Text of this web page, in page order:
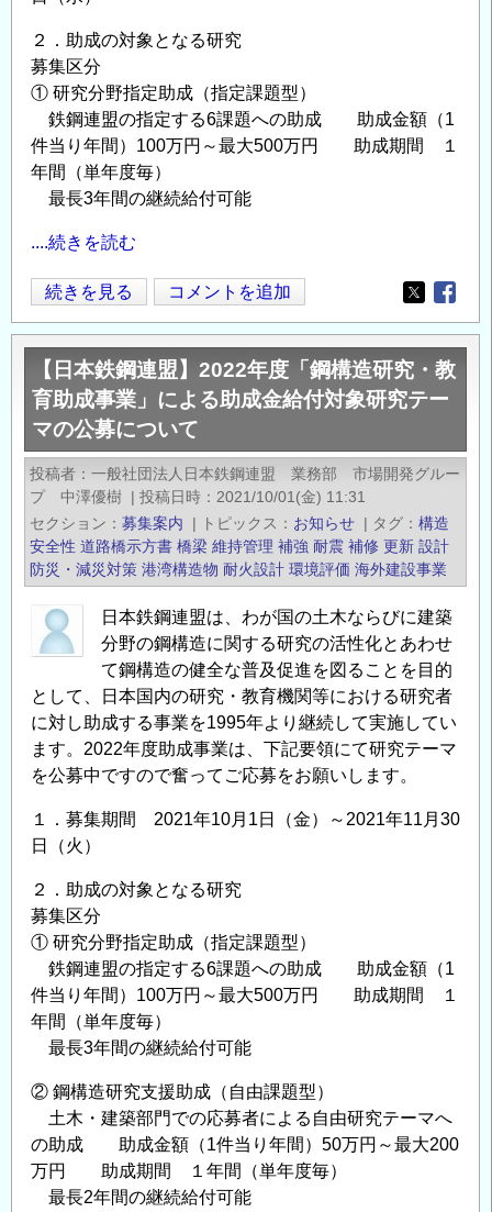
る
助
成
金
給
付
対
象
究
テ
ー
マ
の
公
募
に
つ
い
て
２．助成の対象となる研究
募集区分
① 研究分野指定助成（指定課題型）
鉄鋼連盟の指定する6課題への助成 助成金額（1
件当り年間）100万円～最大500万円 助成期間 １
年間（単年度毎）
最長3年間の継続給付可能
....続きを読む
【日
本
鉄
鋼
連
盟】
2023
年
「鋼
構
研
究・
育
助
成
事
業」
に
る
助
成
金
給
付
対
象
研
究
テ
ー
続きを見る コメントを追加
Opens in
【日本鉄鋼連盟】2022年度「鋼構造研究・教
育助成事業」による助成金給付対象研究テー
マの公募について
投稿者
一般社団法人日本鉄鋼連盟 業務部 市場開発グルー
プ 中澤優樹 | 投稿日時
2021/10/01(金) 11:31
セクション
募集案内 | トピックス お知らせ | タグ
構造
安全性 道路橋示方書 橋梁 維持管理 補強 耐震 補修 更新 設計
防災・減災対策 港湾構造物 耐火設計 環境評価 海外建設事業
日本鉄鋼連盟は、わが国の土木ならびに建築
分野の鋼構造に関する研究の活性化とあわせ
て鋼構造の健全な普及促進を図ることを目的
として、日本国内の研究・教育機関等における研究者
に対し助成する事業を1995年より継続して実施してい
ます。2022年度助成事業は、下記要領にて研究テーマ
を公募中ですので奮ってご応募をお願いします。
１．募集期間 2021年10月1日（金）～2021年11月30
日（火）
２．助成の対象となる研究
募集区分
① 研究分野指定助成（指定課題型）
鉄鋼連盟の指定する6課題への助成 助成金額（1
件当り年間）100万円～最大500万円 助成期間 １
年間（単年度毎）
最長3年間の継続給付可能
② 鋼構造研究支援助成（自由課題型）
土木・建築部門での応募者による自由研究テーマへ
の助成 助成金額（1件当り年間）50万円～最大200
万円 助成期間 １年間（単年度毎）
最長2年間の継続給付可能